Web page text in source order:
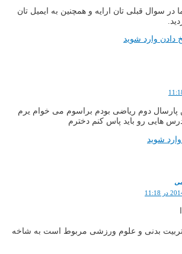
در سوال قبلی تان ارایه و همچنین به ایمیل تان
دادن وارد شوید
پارسال دوم ریاضی بودم براسوم می خوام یرم
هایی رو باید پاس کنم دخترم
شوید
تربیت بدنی و علوم ورزشی مربوط است به شاخه